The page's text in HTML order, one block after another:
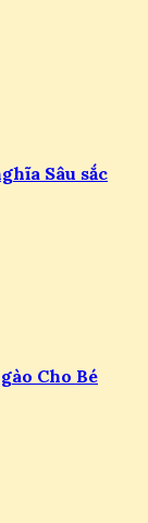
Sâu sắc
Cho Bé